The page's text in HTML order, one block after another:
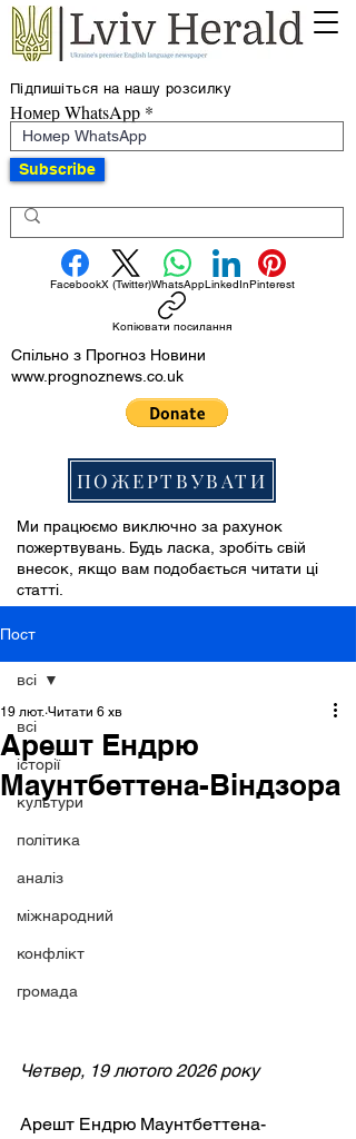
Підпишіться на нашу розсилку
Номер WhatsApp
Subscribe
FacebookX (Twitter)WhatsAppLinkedInPinterest
Копіювати посилання
Спільно з Прогноз Новини
www.prognoznews.co.uk
ПОЖЕРТВУВАТИ
Ми працюємо виключно за рахунок
пожертвувань. Будь ласка, зробіть свій
внесок, якщо вам подобається читати ці
статті.
Пост
всі
історії
культури
політика
аналіз
міжнародний
конфлікт
громада
всі
Арешт Ендрю
Маунтбеттена-Віндзора
19 лют. Читати 6 хв
Четвер, 19 лютого 2026 року
Арешт Ендрю Маунтбеттена-